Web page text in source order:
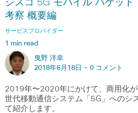
シスコ 5G モバイル パケット
考察 概要編
サービスプロバイダー
1 min read
曳野 洋幸
2018年6月18日 - 0 コメント
2019年〜2020年にかけて、商用化
世代移動通信システム「5G」へのシ
て紹介します。